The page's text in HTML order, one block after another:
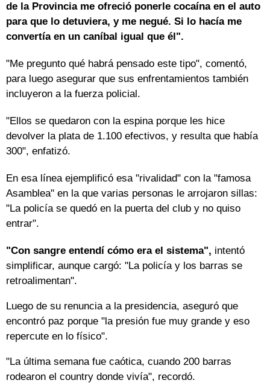
de la Provincia me ofreció ponerle cocaína en el auto
para que lo detuviera, y me negué. Si lo hacía me
convertía en un caníbal igual que él".
"Me pregunto qué habrá pensado este tipo", comentó,
para luego asegurar que sus enfrentamientos también
incluyeron a la fuerza policial.
"Ellos se quedaron con la espina porque les hice
devolver la plata de 1.100 efectivos, y resulta que había
300", enfatizó.
En esa línea ejemplificó esa "rivalidad" con la "famosa
Asamblea" en la que varias personas le arrojaron sillas:
"La policía se quedó en la puerta del club y no quiso
entrar".
"Con sangre entendí cómo era el sistema", intentó
simplificar, aunque cargó: "La policía y los barras se
retroalimentan".
Luego de su renuncia a la presidencia, aseguró que
encontró paz porque "la presión fue muy grande y eso
repercute en lo físico".
"La última semana fue caótica, cuando 200 barras
rodearon el country donde vivía", recordó.